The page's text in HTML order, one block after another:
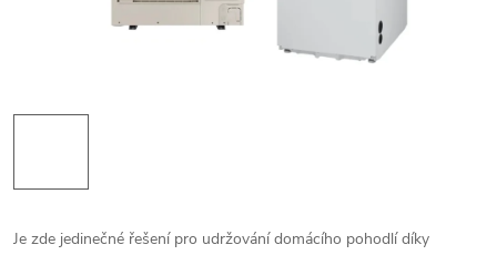
Je zde jedinečné řešení pro udržování domácího pohodlí díky